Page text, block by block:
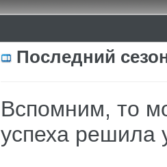
Последний
Вспомним, то
успеха решила